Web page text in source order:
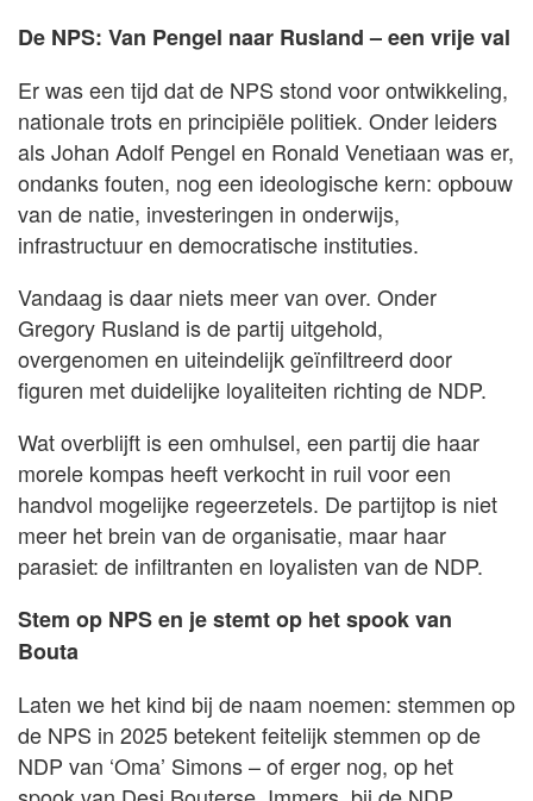
De NPS: Van Pengel naar Rusland – een vrije val
Er was een tijd dat de NPS stond voor ontwikkeling,
nationale trots en principiële politiek. Onder leiders
als Johan Adolf Pengel en Ronald Venetiaan was er,
ondanks fouten, nog een ideologische kern: opbouw
van de natie, investeringen in onderwijs,
infrastructuur en democratische instituties.
Vandaag is daar niets meer van over. Onder
Gregory Rusland is de partij uitgehold,
overgenomen en uiteindelijk geïnfiltreerd door
figuren met duidelijke loyaliteiten richting de NDP.
Wat overblijft is een omhulsel, een partij die haar
morele kompas heeft verkocht in ruil voor een
handvol mogelijke regeerzetels. De partijtop is niet
meer het brein van de organisatie, maar haar
parasiet: de infiltranten en loyalisten van de NDP.
Stem op NPS en je stemt op het spook van
Bouta
Laten we het kind bij de naam noemen: stemmen op
de NPS in 2025 betekent feitelijk stemmen op de
NDP van ‘Oma’ Simons – of erger nog, op het